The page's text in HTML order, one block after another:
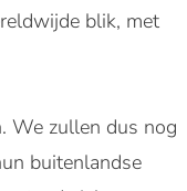
blik, met
We zullen dus nog
buitenlandse